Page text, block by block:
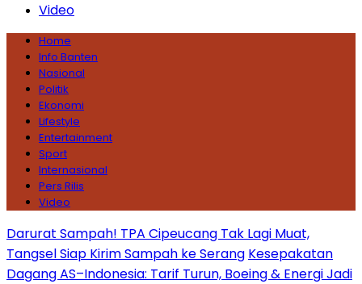
Video
Home
Info Banten
Nasional
Politik
Ekonomi
Lifestyle
Entertainment
Sport
Internasional
Pers Rilis
Video
Darurat Sampah! TPA Cipeucang Tak Lagi Muat,
Tangsel Siap Kirim Sampah ke Serang Kesepakatan
Dagang AS–Indonesia: Tarif Turun, Boeing & Energi Jadi